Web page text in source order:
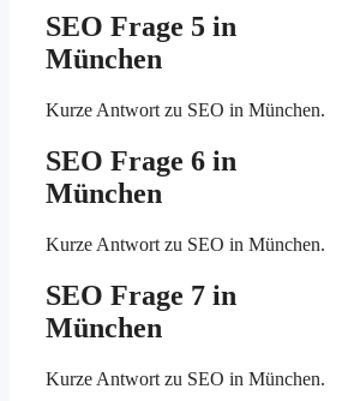
SEO Frage 5 in
München
Kurze Antwort zu SEO in München.
SEO Frage 6 in
München
Kurze Antwort zu SEO in München.
SEO Frage 7 in
München
Kurze Antwort zu SEO in München.